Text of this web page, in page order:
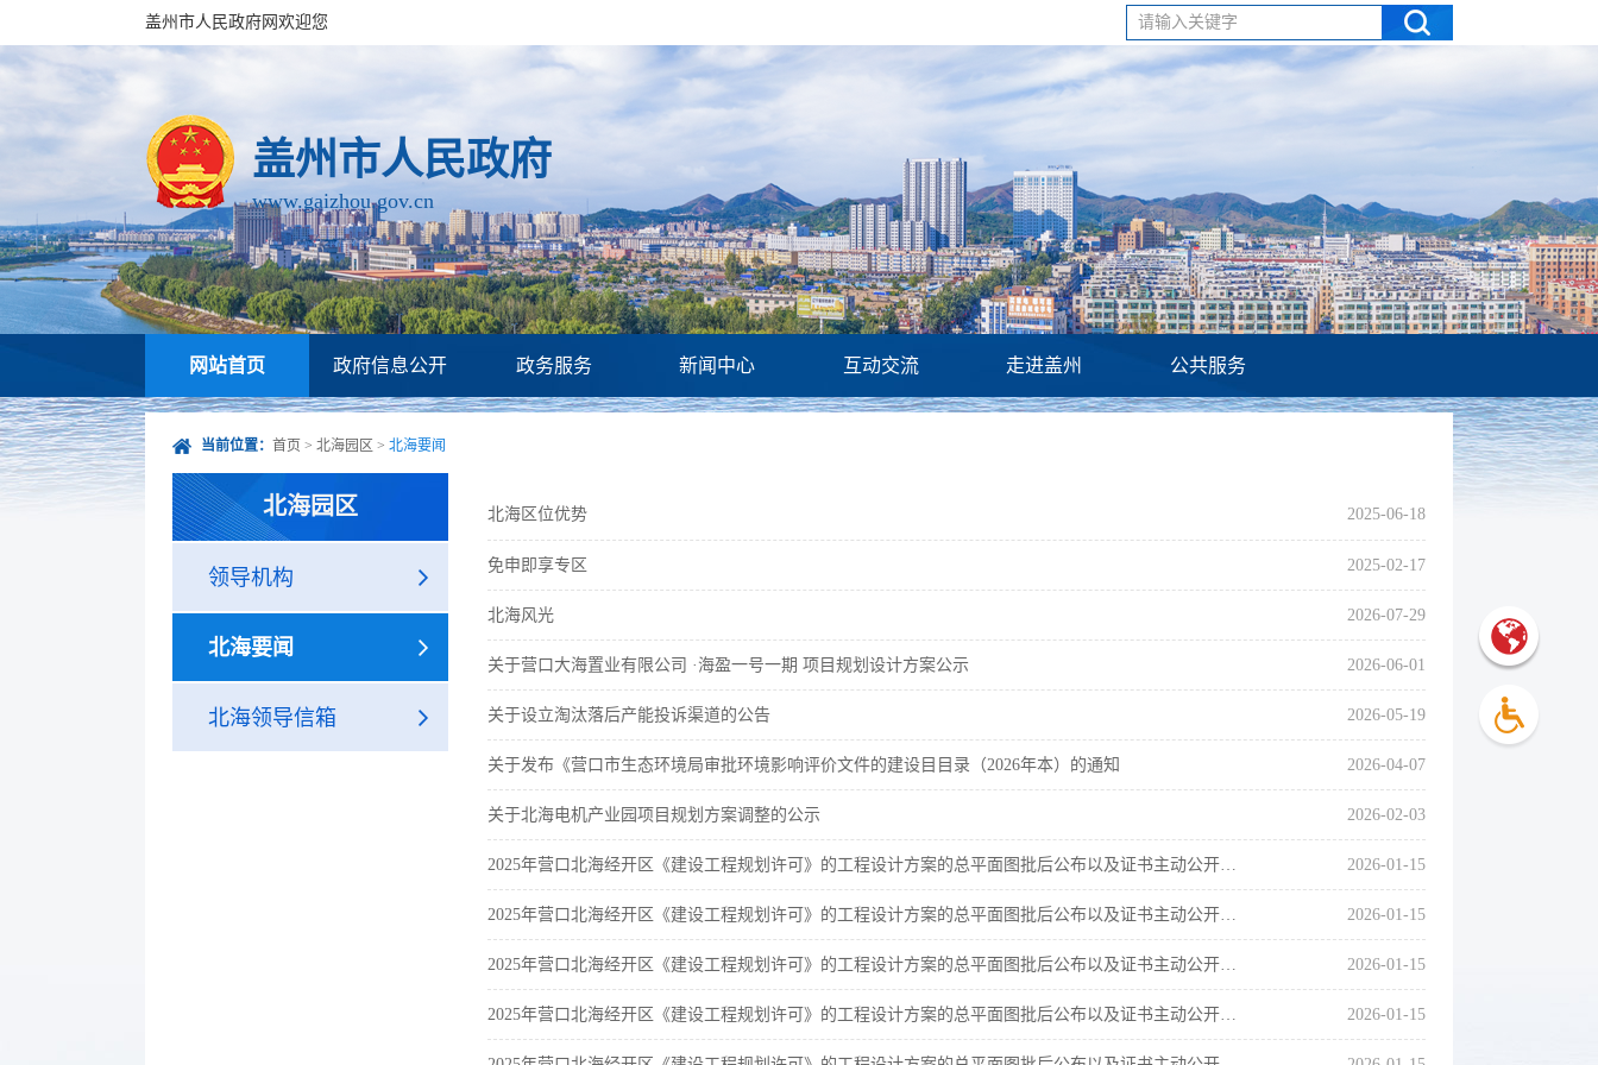
盖州市人民政府网欢迎您 请输入关键字
盖州市人民政府
www.gaizhou.gov.cn
网站首页 政府信息公开 政务服务 新闻中心 互动交流 走进盖州 公共服务
当前位置： 首页 > 北海园区 > 北海要闻
北海园区
领导机构
北海要闻
北海领导信箱
北海区位优势 2025-06-18
免申即享专区 2025-02-17
北海风光 2026-07-29
关于营口大海置业有限公司 ·海盈一号一期 项目规划设计方案公示 2026-06-01
关于设立淘汰落后产能投诉渠道的公告 2026-05-19
关于发布《营口市生态环境局审批环境影响评价文件的建设目目录（2026年本）的通知 2026-04-07
关于北海电机产业园项目规划方案调整的公示 2026-02-03
2025年营口北海经开区《建设工程规划许可》的工程设计方案的总平面图批后公布以及证书主动公开（营口鸿宇纸业） 2026-01-15
2025年营口北海经开区《建设工程规划许可》的工程设计方案的总平面图批后公布以及证书主动公开（盖州职教中心） 2026-01-15
2025年营口北海经开区《建设工程规划许可》的工程设计方案的总平面图批后公布以及证书主动公开（营口国盛星辰） 2026-01-15
2025年营口北海经开区《建设工程规划许可》的工程设计方案的总平面图批后公布以及证书主动公开（营口国盛润安二期） 2026-01-15